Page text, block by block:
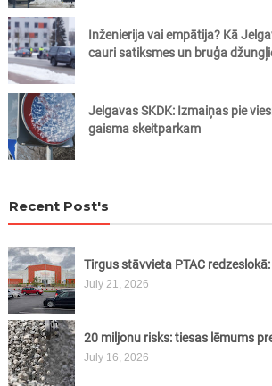
Inženierija vai empātija? Kā
cauri satiksmes un bruģa
Jelgavas SKDK: Izmaiņas pie
gaisma skeitparkam
Recent Post's
Tirgus stāvvieta PTAC
July 21, 2026
20 miljonu risks: tiesas lēmums
July 16, 2026